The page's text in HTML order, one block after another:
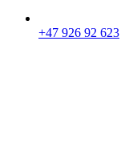
+47 926 92 623